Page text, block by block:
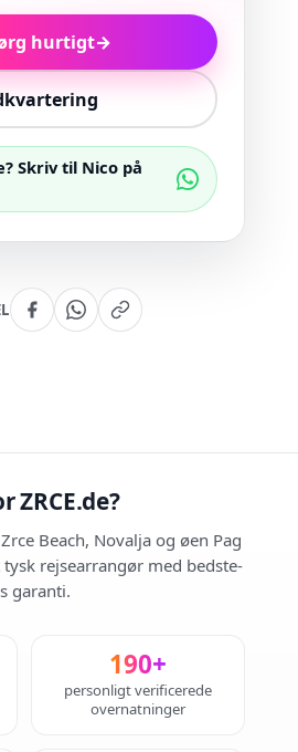
hurtigt→
Skriv til Nico på
ZRCE.de?
Beach, Novalja og øen Pag
rejsearrangør med bedste-
garanti.
190+
personligt verificerede
overnatninger